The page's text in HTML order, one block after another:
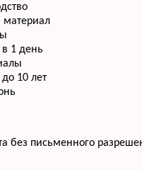
материал
в 1 день
10 лет
без письменного